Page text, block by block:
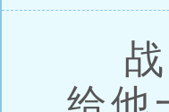
战